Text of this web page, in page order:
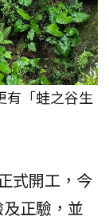
有「蛙之谷生
式開工，今
正驗，並